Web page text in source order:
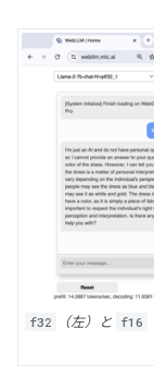
f32 （左）と f16